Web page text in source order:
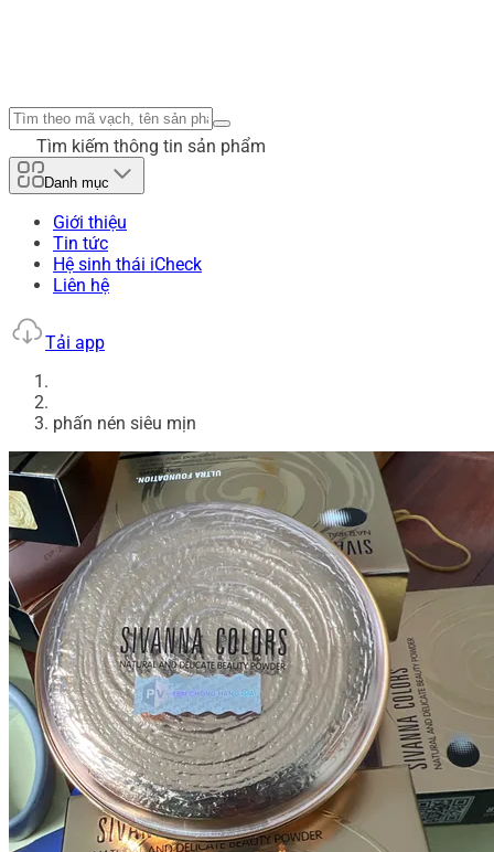
Tìm kiếm thông tin sản phẩm
Danh mục
Giới thiệu
Tin tức
Hệ sinh thái iCheck
Liên hệ
Tải app
phấn nén siêu mịn